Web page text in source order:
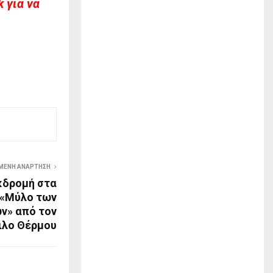
για να
ΑΝΆΡΤΗΣΗ
στα
«Μύλο των
από τον
Θέρμου